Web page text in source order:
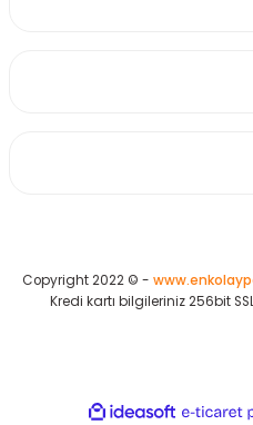
Copyright 2022 © -
Kredi kartı bilgileriniz 256bit
ideasoft